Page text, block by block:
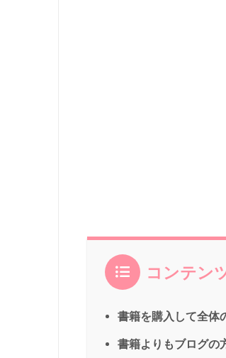
コンテン
書籍を購入して全体
書籍よりもブログの